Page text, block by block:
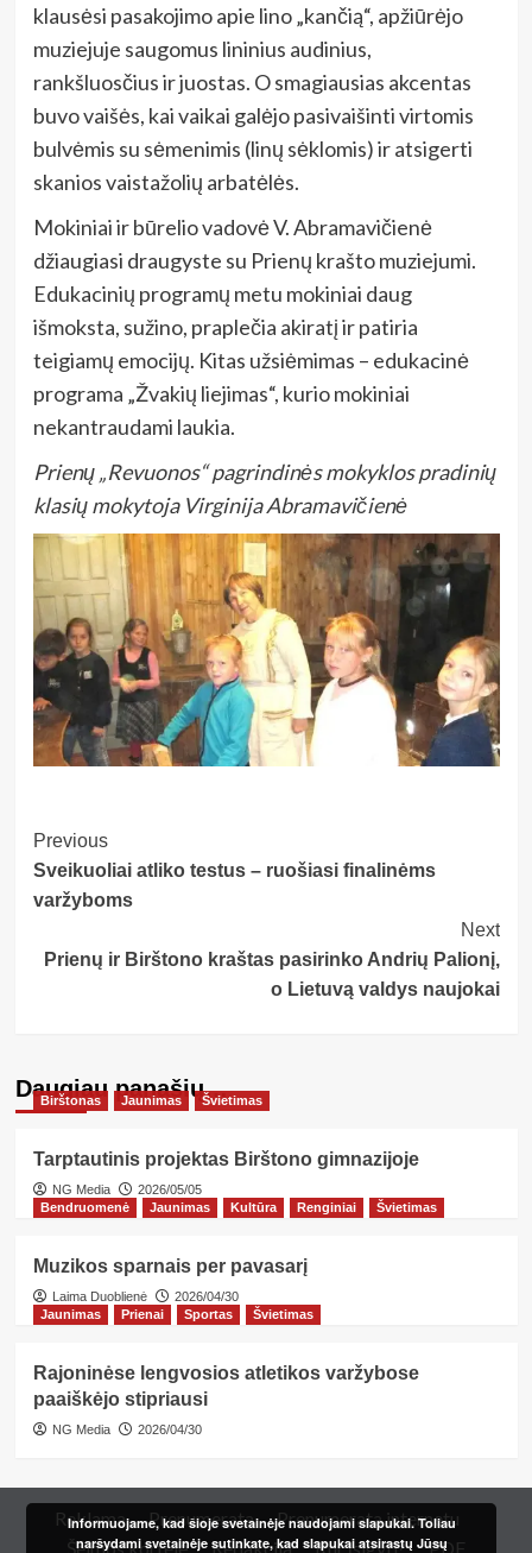
klausėsi pasakojimo apie lino „kančią“, apžiūrėjo
muziejuje saugomus lininius audinius,
rankšluosčius ir juostas. O smagiausias akcentas
buvo vaišės, kai vaikai galėjo pasivaišinti virtomis
bulvėmis su sėmenimis (linų sėklomis) ir atsigerti
skanios vaistažolių arbatėlės.
Mokiniai ir būrelio vadovė V. Abramavičienė
džiaugiasi draugyste su Prienų krašto muziejumi.
Edukacinių programų metu mokiniai daug
išmoksta, sužino, praplečia akiratį ir patiria
teigiamų emocijų. Kitas užsiėmimas – edukacinė
programa „Žvakių liejimas“, kurio mokiniai
nekantraudami laukia.
Prienų „Revuonos“ pagrindinės mokyklos pradinių
klasių mokytoja Virginija Abramavičienė
Post
Navigation
Previous
Sveikuoliai atliko testus – ruošiasi finalinėms
varžyboms
Next
Prienų ir Birštono kraštas pasirinko Andrių Palionį,
o Lietuvą valdys naujokai
Daugiau panašių…
Birštonas Jaunimas Švietimas
Tarptautinis projektas Birštono gimnazijoje
NG Media
2026/05/05
Bendruomenė
Jaunimas Kultūra Renginiai Švietimas
Muzikos sparnais per pavasarį
Laima Duoblienė
2026/04/30
Jaunimas
Prienai Sportas Švietimas
Rajoninėse lengvosios atletikos varžybose
paaiškėjo stipriausi
NG Media 2026/04/30
Reklama Prenumerata
Prenumerata internetu
Šeimos kortelė
Redakcija Kur įsigyti? PDF
Informuojame, kad šioje svetainėje naudojami slapukai. Toliau
naršydami svetainėje sutinkate, kad slapukai atsirastų Jūsų